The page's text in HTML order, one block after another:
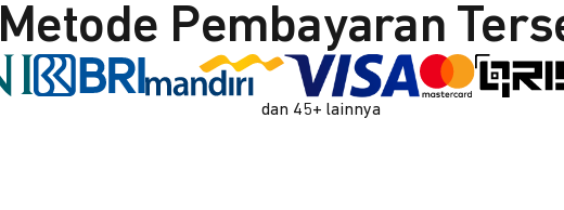
Metode Pembayaran
dan 45+ lainnya